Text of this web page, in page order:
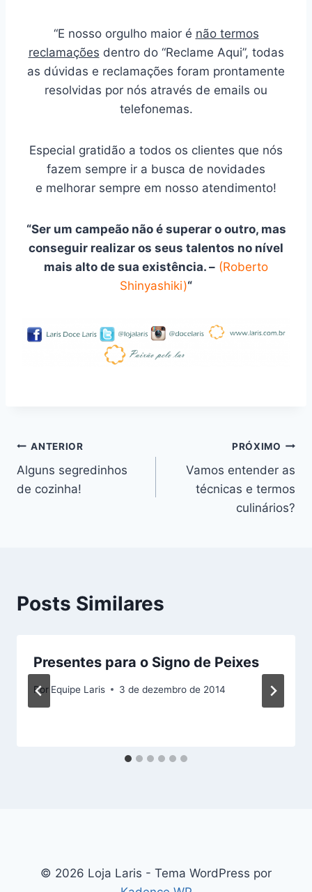
“E nosso orgulho maior é não termos
reclamações dentro do “Reclame Aqui”, todas
as dúvidas e reclamações foram prontamente
resolvidas por nós através de emails ou
telefonemas.
Especial gratidão a todos os clientes que nós
fazem sempre ir a busca de novidades
e melhorar sempre em nosso atendimento!
“Ser um campeão não é superar o outro, mas
conseguir realizar os seus talentos no nível
mais alto de sua existência. – (Roberto
Shinyashiki)“
Navegação
de
ANTERIOR
Alguns segredinhos
de cozinha!
PRÓXIMO
Vamos entender as
técnicas e termos
culinários?
Posts Similares
Presentes para o Signo de Peixes
Por Equipe Laris 3 de dezembro de 2014
© 2026 Loja Laris - Tema WordPress por